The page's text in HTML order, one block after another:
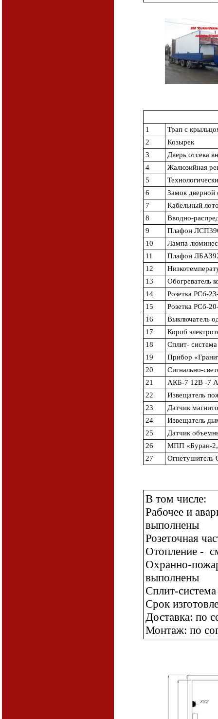
1
Трап с
2
Козырек
3
Дверь отсека
4
Жалюзийная
5
6
Замок дверной
7
Кабельный
8
Вводно-
9
Плафон
10
Лампа
11
Плафон
12
13
Обогреватель
14
Розетка РСб-
15
Розетка РСб-
16
Выключатель
17
Короб
18
Сплит-
19
Прибор
20
Сигнально-
21
АКБ-7 12В -7
22
Извещатель
23
Датчик
24
Извещатель
25
Датчик
26
МПП «Буран-
27
Огнетушитель
В том числе:
Рабочее и
выполнены
Розеточная
Отопление -
Охранно-
выполнены
Сплит-
Срок
Доставка: по
Монтаж: по